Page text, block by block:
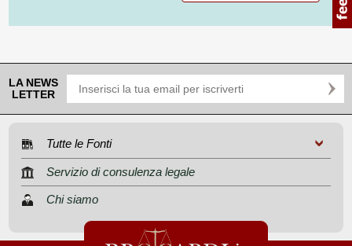
LA NEWS
LETTER
Tutte le Fonti
Servizio di consulenza legale
Chi siamo